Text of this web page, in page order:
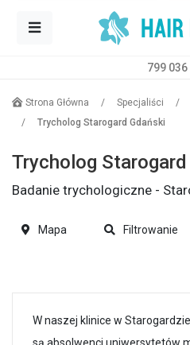
799 036
Strona Główna / Specjaliści /
/
Trycholog Starogard Gdański
W naszej klinice w
Trycholog
Badanie trychologiczne -
Mapa Filtrowanie